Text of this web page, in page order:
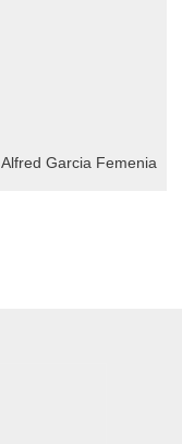
Alfred Garcia Femenia